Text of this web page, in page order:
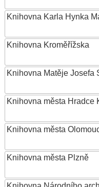
Knihovna Karla Hynka
Knihovna Kroměřížska
Knihovna Matěje Josefa
Knihovna města Hradce
Knihovna města
Knihovna města Plzně